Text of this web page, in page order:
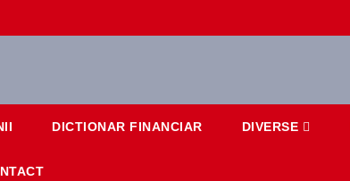
DICTIONAR FINANCIAR DIVERSE